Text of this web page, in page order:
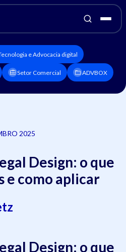
e Advocacia digital
Setor Comercial ADVBOX
2025
Design: o que
e como aplicar
Design: o que